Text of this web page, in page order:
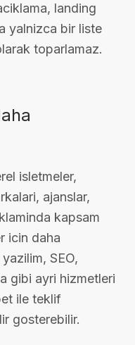
landing
yalnizca bir liste
toparlamaz.
isletmeler,
ajanslar,
kapsam
icin daha
SEO,
gibi ayri hizmetleri
ile teklif
gosterebilir.